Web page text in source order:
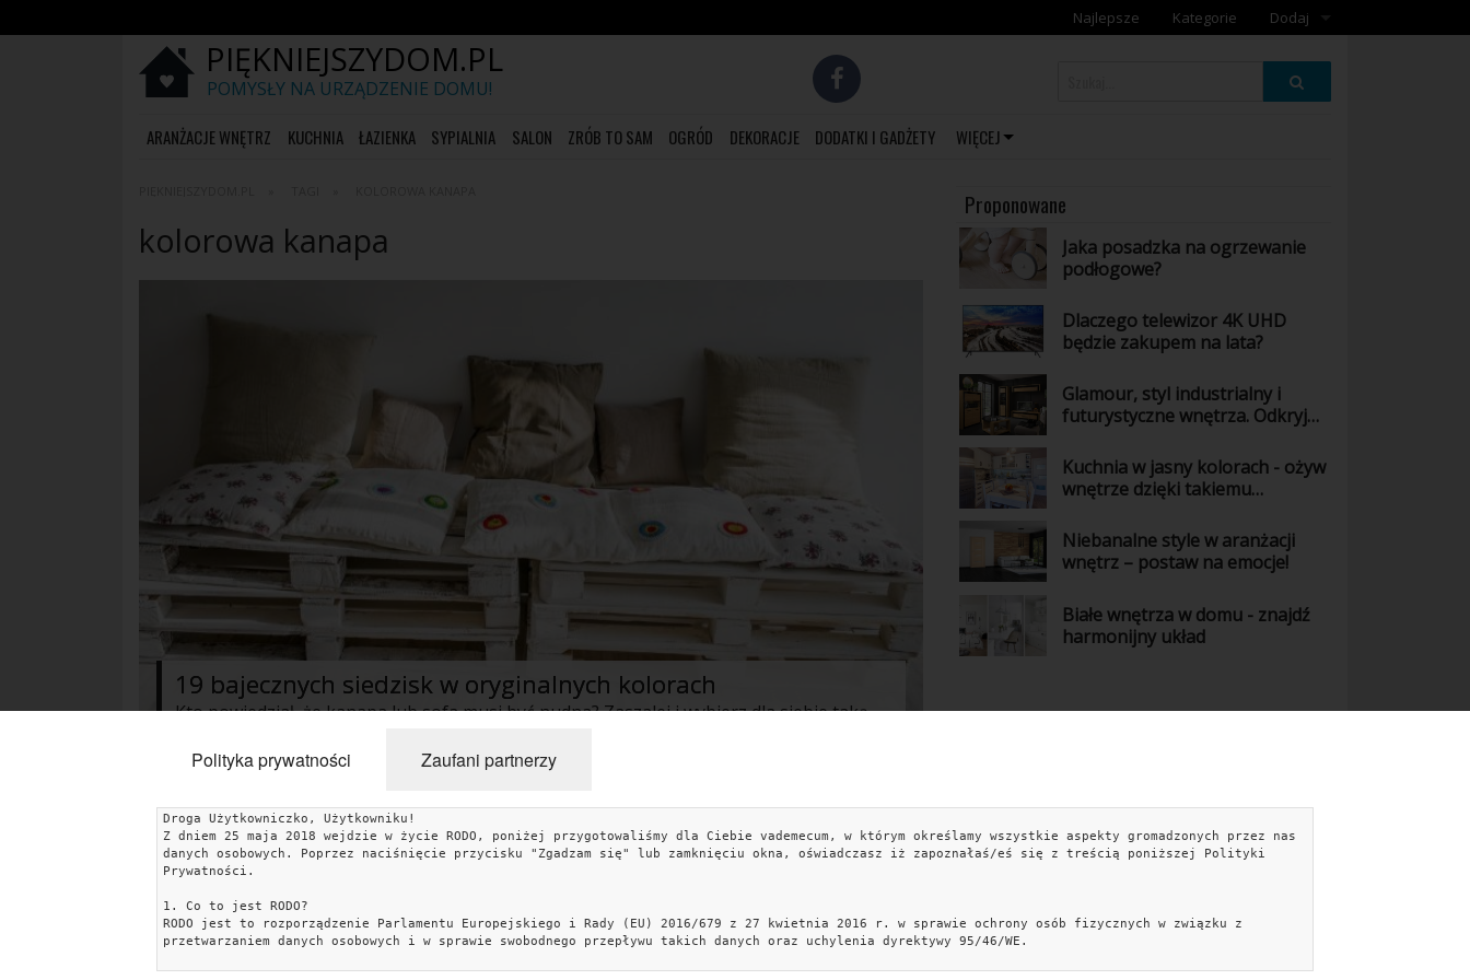
Najlepsze Kategorie
Dodaj
Dodaj galerię
PIĘKNIEJSZYDOM.PL
POMYSŁY NA URZĄDZENIE DOMU!
ARANŻACJE WNĘTRZ
KUCHNIA ŁAZIENKA SYPIALNIA SALON ZRÓB TO SAM OGRÓD DEKORACJE DODATKI I GADŻETY WIĘCEJ
kolorowa kanapa
19 bajecznych siedzisk w oryginalnych kolorach
Kto powiedział, że kanapa lub sofa musi być nudna? Zaszalej i wybierz dla siebie taką, która przykuje wzrok Twóich gości i ideanie wpasuje się w Twoje wnętrze i charakter :)
Proponowane
Jaka posadzka na ogrzewanie
podłogowe?
Dlaczego telewizor 4K UHD
będzie zakupem na lata?
Glamour, styl industrialny i
futurystyczne wnętrza. Odkryj
kolekcji Arosa
Kuchnia w jasny kolorach - ożyw
wnętrze dzięki takiemu
Niebanalne style w aranżacji
wnętrz – postaw na emocje!
Białe wnętrza w domu - znajdź
harmonijny układ
KATEGORIE
Aranżacje wnętrz
Salon Zrób to sam Ogród
artykuł partnerski artykul sponsorowany
dekoracje aranzacja sypialni styl skandynawski
łazienka aranżacja kuchni schody ogród
KONTAKT
kontakt@easebyte.pl
Facebook
KobiecePorady.pl Aranżujemy.pl PiękniejszyDom.pl
Polityka prywatności Zaufani partnerzy
Droga Użytkowniczko, Użytkowniku!
Z dniem 25 maja 2018 wejdzie w życie RODO, poniżej przygotowaliśmy dla Ciebie vademecum, w którym określamy wszystkie aspekty gromadzonych przez nas
danych osobowych. Poprzez naciśnięcie przycisku "Zgadzam się" lub zamknięciu okna, oświadczasz iż zapoznałaś/eś się z treścią poniższej Polityki
Prywatności.
1. Co to jest RODO?
RODO jest to rozporządzenie Parlamentu Europejskiego i Rady (EU) 2016/679 z 27 kwietnia 2016 r. w sprawie ochrony osób fizycznych w związku z
przetwarzaniem danych osobowych i w sprawie swobodnego przepływu takich danych oraz uchylenia dyrektywy 95/46/WE.
2. Jakie dane gromadzimy i w jakim celu?